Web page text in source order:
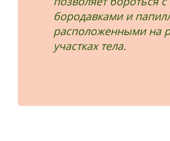
бородавками и
расположенными на
участках тела.